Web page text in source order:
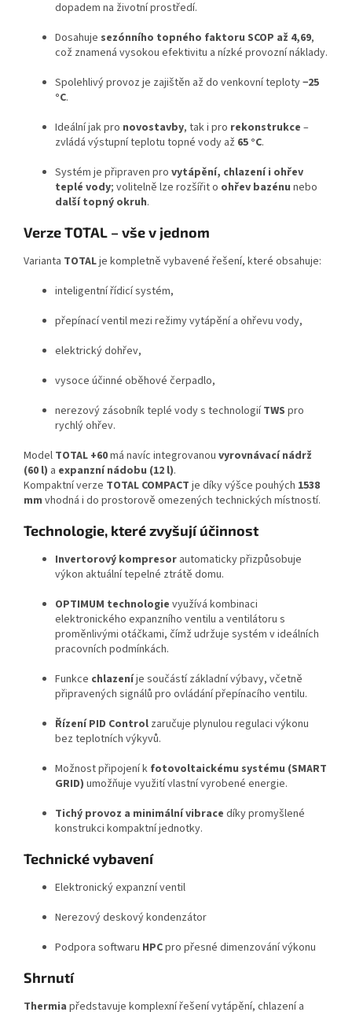
dopadem na životní prostředí.
Dosahuje sezónního topného faktoru SCOP až 4,69,
což znamená vysokou efektivitu a nízké provozní náklady.
Spolehlivý provoz je zajištěn až do venkovní teploty−25
°C.
Ideální jak pro novostavby, tak i pro rekonstrukce –
zvládá výstupní teplotu topné vody až 65 °C.
Systém je připraven pro vytápění, chlazení i ohřev
teplé vody; volitelně lze rozšířit o ohřev bazénu nebo
další topný okruh.
Verze TOTAL – vše v jednom
Varianta TOTALje kompletně vybavené řešení, které obsahuje:
inteligentní řídicí systém,
přepínací ventil mezi režimy vytápění a ohřevu vody,
elektrický dohřev,
vysoce účinné oběhové čerpadlo,
nerezový zásobník teplé vody s technologiíTWS pro
rychlý ohřev.
Model TOTAL +60má navíc integrovanou vyrovnávací nádrž
(60 l) a expanzní nádobu (12 l).
Kompaktní verze TOTAL COMPACT je díky výšce pouhých 1538
mm vhodná i do prostorově omezených technických místností.
Technologie, které zvyšují účinnost
Invertorový kompresor automaticky přizpůsobuje
výkon aktuální tepelné ztrátě domu.
OPTIMUM technologie využívá kombinaci
elektronického expanzního ventilu a ventilátoru s
proměnlivými otáčkami, čímž udržuje systém v ideálních
pracovních podmínkách.
Funkce chlazeníje součástí základní výbavy, včetně
připravených signálů pro ovládání přepínacího ventilu.
Řízení PID Control zaručuje plynulou regulaci výkonu
bez teplotních výkyvů.
Možnost připojení k fotovoltaickému systému (SMART
GRID) umožňuje využití vlastní vyrobené energie.
Tichý provoz a minimální vibrace díky promyšlené
konstrukci kompaktní jednotky.
Technické vybavení
Elektronický expanzní ventil
Nerezový deskový kondenzátor
Podpora softwaru HPCpro přesné dimenzování výkonu
Shrnutí
Thermia představuje komplexní řešení vytápění, chlazení a